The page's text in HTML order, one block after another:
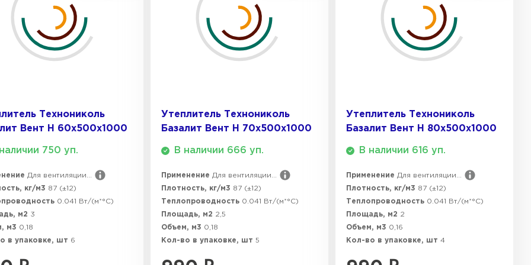
устойчив к биологическому воздействию и УФ-излучению.
Технониколь
Вент Н 60х500х1000
750 уп.
Для вентиляции...
кг/м3 87 (±12)
0.041 Вт/(м*°C)
м2 3
м3 0,18
в упаковке, шт 6
Утеплитель Технониколь
Базалит Вент Н 70х500х1000
В наличии 666 уп.
Применение Для вентиляции...
Плотность, кг/м3 87 (±12)
Теплопроводность 0.041 Вт/(м*°C)
Площадь, м2 2,5
Объем, м3 0,18
Кол-во в упаковке, шт 5
Утеплитель Технониколь
Базалит Вент Н 80х500х1000
В наличии 616 уп.
Применение Для вентиляции...
Плотность, кг/м3 87 (±12)
Теплопроводность 0.041 Вт/(м*°C)
Площадь, м2 2
Объем, м3 0,16
Кол-во в упаковке, шт 4
ПЕРЕЙТИ
Утеплитель Isoroc
Утеплитель Paroc
Утеплитель Rockwool
ПЕРЕЙТИ